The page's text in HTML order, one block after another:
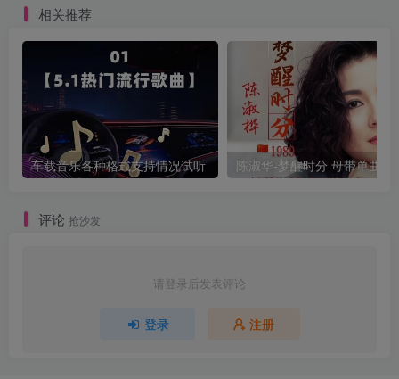
相关推荐
车载音乐各种格式支持情况试听
评论 抢沙发
请登录后发表评论
登录 注册